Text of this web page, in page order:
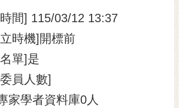
間] 115/03/12 13:37
時機]開標前
單]是
員人數]
家學者資料庫0人